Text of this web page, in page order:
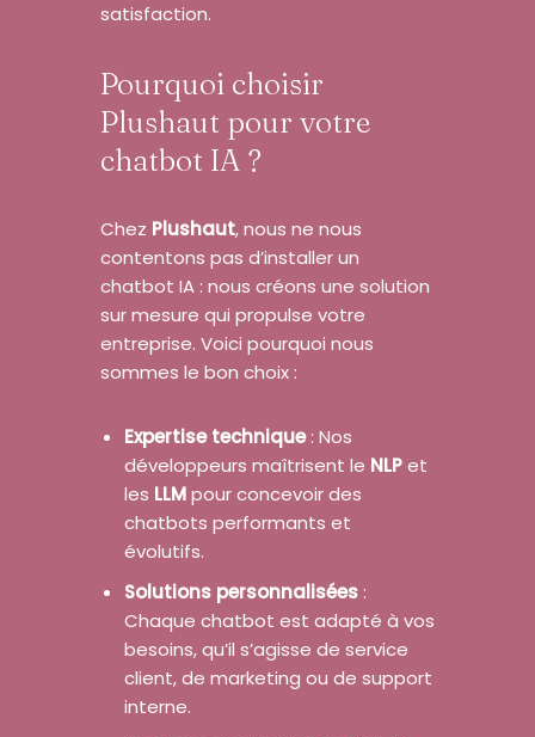
satisfaction.
Pourquoi choisir
Plushaut pour votre
chatbot IA ?
Chez Plushaut, nous ne nous
contentons pas d’installer un
chatbot IA : nous créons une solution
sur mesure qui propulse votre
entreprise. Voici pourquoi nous
sommes le bon choix :
Expertise technique: Nos
développeurs maîtrisent le NLPet
les LLMpour concevoir des
chatbots performants et
évolutifs.
Solutions personnalisées:
Chaque chatbot est adapté à vos
besoins, qu’il s’agisse de service
client, de marketing ou de support
interne.